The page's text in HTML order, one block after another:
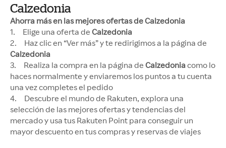
Calzedonia
Ahorra más en las mejores ofertas de Calzedonia
1. Elige una oferta de Calzedonia
2. Haz clic en “Ver más” y te redirigimos a la página de
Calzedonia
3. Realiza la compra en la página de Calzedonia como lo
haces normalmente y enviaremos los puntos a tu cuenta
una vez completes el pedido
4. Descubre el mundo de Rakuten, explora una
selección de las mejores ofertas y tendencias del
mercado y usa tus Rakuten Point para conseguir un
mayor descuento en tus compras y reservas de viajes